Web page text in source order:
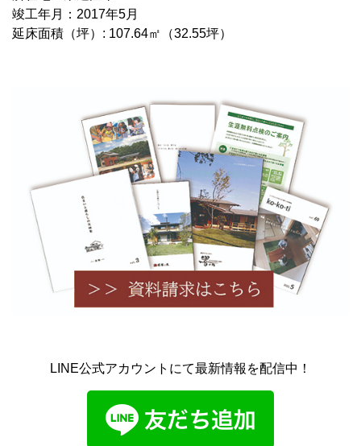
竣工年月：2017年5月
延床面積（坪）: 107.64㎡（32.55坪）
LINE公式アカウントにて最新情報を配信中！